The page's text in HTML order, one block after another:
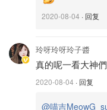
2020-08-04 · 回复
玲呀玲呀玲子醬
真的呢一看大神
2020-08-04 · 回复
@喵吉